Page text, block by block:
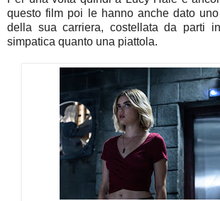
questo film poi le hanno anche dato
della sua carriera, costellata da parti
simpatica quanto una piattola.